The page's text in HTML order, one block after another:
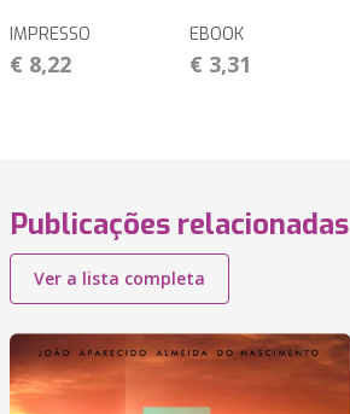
IMPRESSO
€ 8,22
EBOOK
€ 3,31
Publicações relacionadas
Ver a lista completa